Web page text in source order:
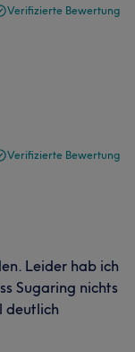
Verifizierte Bewertung
Verifizierte Bewertung
Leider hab ich
Sugaring nichts
deutlich